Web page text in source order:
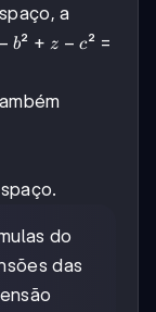
a
− b² +z-
z − c² =
do
das